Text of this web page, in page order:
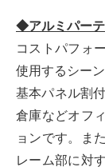
◆アルミパー
コストパフォ
使用するシー
基本パネル割
倉庫などオフ
ョンです。ま
レーム部に対